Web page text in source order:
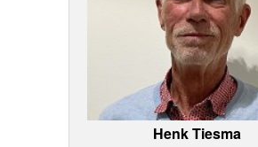
Henk Tiesma